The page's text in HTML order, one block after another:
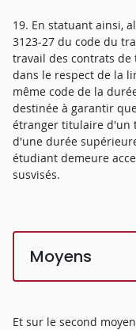
19. En statuant ainsi,
3123-27 du code du
travail des contrats
dans le respect de la
même code de la
destinée à garantir
étranger titulaire d'un
d'une durée
étudiant demeure
susvisés.
Moyens
Et sur le second